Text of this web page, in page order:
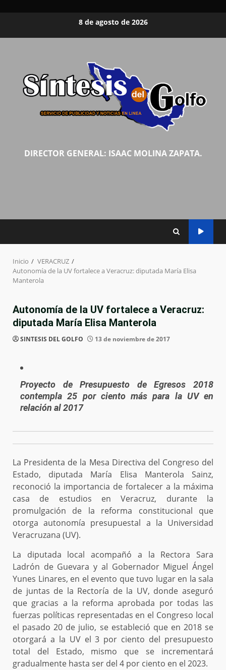
8 de agosto de 2026
DIRECTOR GENERAL: ISAAC MOLINA ZAPATA.
Inicio
VERACRUZ
Autonomía de la UV fortalece a Veracruz: diputada María Elisa
Manterola
Autonomía de la UV fortalece a Veracruz:
diputada María Elisa Manterola
SINTESIS DEL GOLFO 13 de noviembre de 2017
Proyecto de Presupuesto de Egresos 2018
contempla 25 por ciento más para la UV en
relación al 2017
La Presidenta de la Mesa Directiva del Congreso del
Estado, diputada María Elisa Manterola Sainz,
reconoció la importancia de fortalecer a la máxima
casa de estudios en Veracruz, durante la
promulgación de la reforma constitucional que
otorga autonomía presupuestal a la Universidad
Veracruzana (UV).
La diputada local acompañó a la Rectora Sara
Ladrón de Guevara y al Gobernador Miguel Ángel
Yunes Linares, en el evento que tuvo lugar en la sala
de juntas de la Rectoría de la UV, donde aseguró
que gracias a la reforma aprobada por todas las
fuerzas políticas representadas en el Congreso local
el pasado 20 de julio, se estableció que en 2018 se
otorgará a la UV el 3 por ciento del presupuesto
total del Estado, mismo que se incrementará
gradualmente hasta ser del 4 por ciento en el 2023.